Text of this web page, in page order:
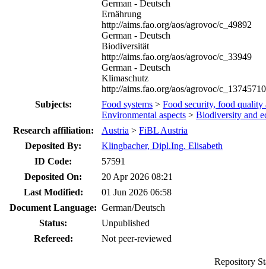
German - Deutsch
Ernährung
http://aims.fao.org/aos/agrovoc/c_49892
German - Deutsch
Biodiversität
http://aims.fao.org/aos/agrovoc/c_33949
German - Deutsch
Klimaschutz
http://aims.fao.org/aos/agrovoc/
Subjects:
Food systems > Food security, food quality
Environmental aspects > Biodiversity and
Research affiliation:
Austria > FiBL Austria
Deposited By:
Klingbacher, Dipl.Ing. Elisabeth
ID Code:
57591
Deposited On:
20 Apr 2026 08:21
Last Modified:
01 Jun 2026 06:58
Document Language: German/Deutsch
Status:
Unpublished
Refereed:
Not peer-reviewed
Repository